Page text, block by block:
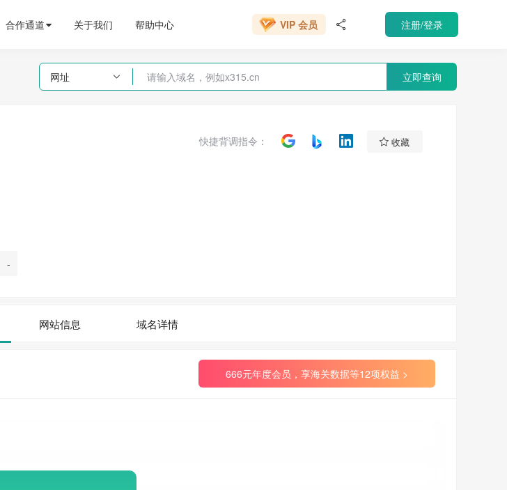
合作通道 关于我们 帮助中心
VIP 会员
 注册/登录
网址  立即查询
快捷背调指令： 收藏
-
网站信息 域名详情
666元年度会员，享海关数据等12项权益 >